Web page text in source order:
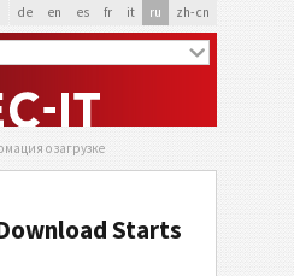
de en es fr it ru zh-cn
о загрузке
Starts